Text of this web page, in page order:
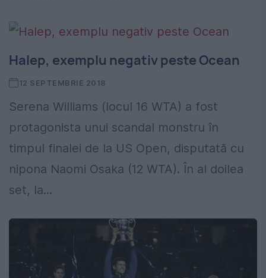
Halep, exemplu negativ peste Ocean
12 SEPTEMBRIE 2018
Serena Williams (locul 16 WTA) a fost
protagonista unui scandal monstru în
timpul finalei de la US Open, disputată cu
nipona Naomi Osaka (12 WTA). În al doilea
set, la...